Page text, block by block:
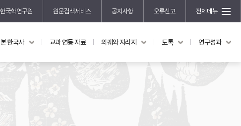
국학연구원 원문검색서비스 공지사항 오류신고 전체메뉴
도록 연구성과
한국사 교과 연동 자료 의궤와 지리지 도록 연구성과